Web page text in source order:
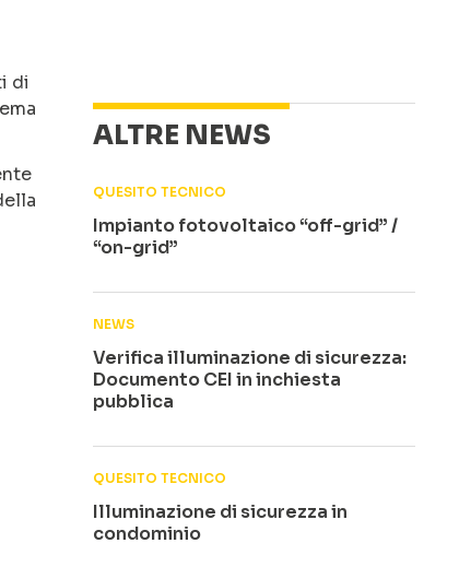
di
ALTRE NEWS
QUESITO TECNICO
Impianto fotovoltaico “off-grid” /
“on-grid”
NEWS
Verifica illuminazione di sicurezza:
Documento CEI in inchiesta
pubblica
QUESITO TECNICO
Illuminazione di sicurezza in
condominio